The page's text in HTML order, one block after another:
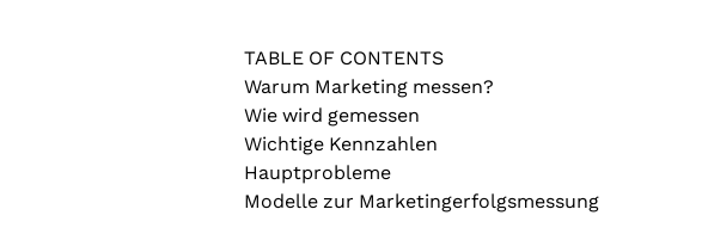
TABLE OF CONTENTS
Warum Marketing messen?
Wie wird gemessen
Wichtige Kennzahlen
Hauptprobleme
Modelle zur Marketingerfolgsmessung